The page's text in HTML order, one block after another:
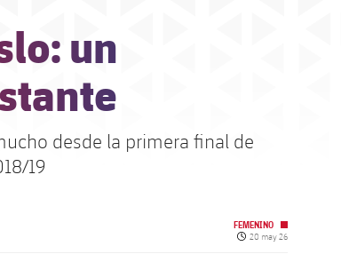
un
desde la primera final de
19
FEMENINO
Fecha de publicación
20 may 26